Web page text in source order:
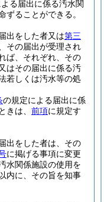
る届出に係る汚水関
ずることができる。
出をした者又は第三
その届出が受理され
ば、それぞれ、その
はその届出に係る汚
若しくは汚水等の処
の規定による届出に係
きは、 前項に規定す
出をした者は、その
に掲げる事項に変更
水関係施設の使用を
内に、その旨を知事